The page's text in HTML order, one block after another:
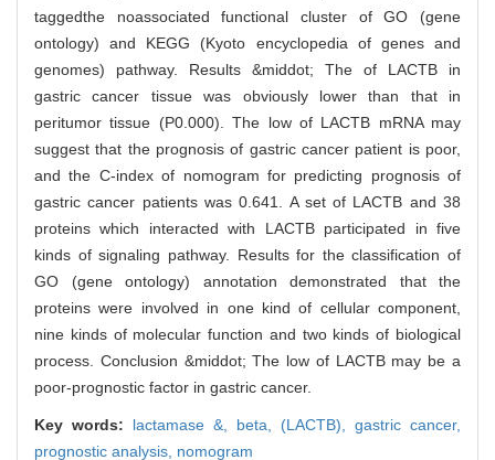
taggedthe noassociated functional cluster of GO (gene
ontology) and KEGG (Kyoto encyclopedia of genes and
genomes) pathway. Results &middot; The of LACTB in
gastric cancer tissue was obviously lower than that in
peritumor tissue (P0.000). The low of LACTB mRNA may
suggest that the prognosis of gastric cancer patient is poor,
and the C-index of nomogram for predicting prognosis of
gastric cancer patients was 0.641. A set of LACTB and 38
proteins which interacted with LACTB participated in five
kinds of signaling pathway. Results for the classification of
GO (gene ontology) annotation demonstrated that the
proteins were involved in one kind of cellular component,
nine kinds of molecular function and two kinds of biological
process. Conclusion &middot; The low of LACTB may be a
poor-prognostic factor in gastric cancer.
Key words: lactamase &, beta, (LACTB), gastric cancer,
prognostic analysis, nomogram